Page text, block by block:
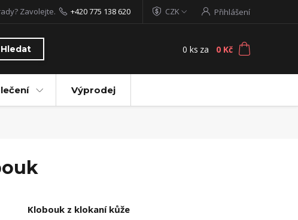
CZK Přihlášení
Hledat
Zavolejte. +420 775 138 620
0 ks za 0 Kč
Výprodej
Klobouk z klokaní kůže